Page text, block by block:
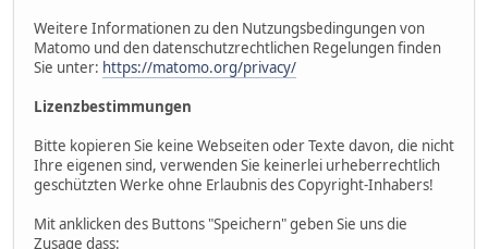
Weitere Informationen zu den Nutzungsbedingungen von
Matomo und den datenschutzrechtlichen Regelungen finden
Sie unter: https://matomo.org/privacy/
Lizenzbestimmungen
Bitte kopieren Sie keine Webseiten oder Texte davon, die nicht
Ihre eigenen sind, verwenden Sie keinerlei urheberrechtlich
geschützten Werke ohne Erlaubnis des Copyright-Inhabers!
Mit anklicken des Buttons "Speichern" geben Sie uns die
Zusage dass: